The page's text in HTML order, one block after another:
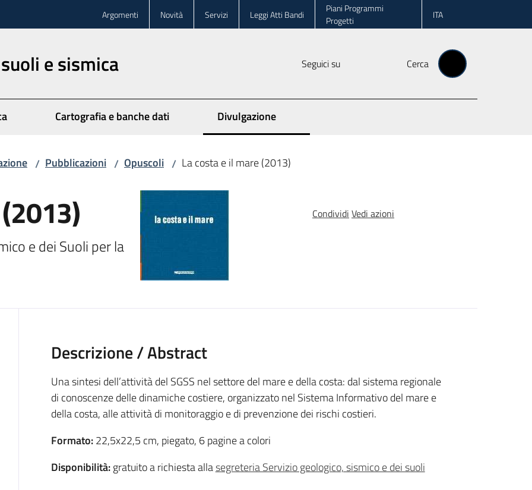
Argomenti Novità Servizi Leggi Atti Bandi
Piani Programmi
Progetti
ITA
e sismica Seguici su Cerca
Cartografia e banche dati Divulgazione
/ Pubblicazioni / Opuscoli / La costa e il mare (2013)
e dei Suoli per la
Condividi Vedi azioni
Descrizione / Abstract
Una sintesi dell’attività del SGSS nel settore del mare e della costa: dal sistema regionale
di conoscenze delle dinamiche costiere, organizzato nel Sistema Informativo del mare e
della costa, alle attività di monitoraggio e di prevenzione dei rischi costieri.
Formato:22,5x22,5 cm, piegato, 6 pagine a colori
Disponibilità:gratuito a richiesta allasegreteria Servizio geologico, sismico e dei suoli